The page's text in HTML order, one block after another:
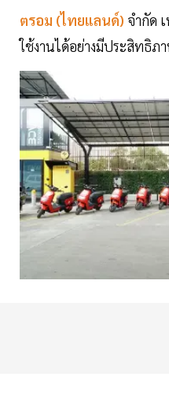
ตรอม (ไทยแลนด์) จำกัด
ใช้งานได้อย่างมีประสิทธิภ